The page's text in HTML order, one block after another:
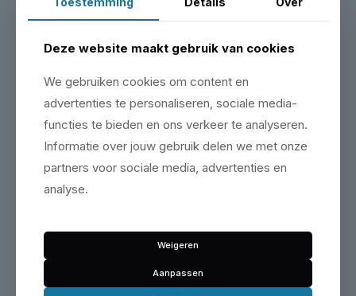
Onze monteurs helpen je
Bel, mail of stuur een WhatsApp. We kennen elke
hefbrug die we verkopen van binnen en buiten.
Bel ons
Open WhatsApp
Bezoek onze showroom
Maak een afspraak & bezoek onze showroom op de
Zeemanlaan 16 in IJsselstein.
Deze website maakt gebruik van cookies
We gebruiken cookies om content en
advertenties te personaliseren, sociale media-
functies te bieden en ons verkeer te analyseren.
Informatie over jouw gebruik delen we met onze
partners voor sociale media, advertenties en
analyse.
Weigeren
Aanpassen